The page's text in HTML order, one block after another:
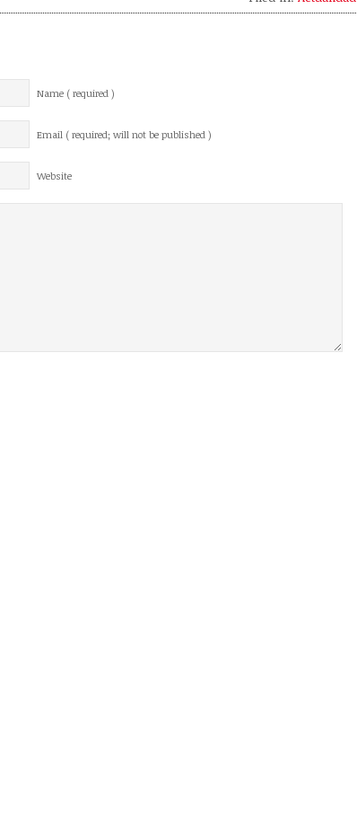
Name ( required )
Email ( required; will not be published )
Website